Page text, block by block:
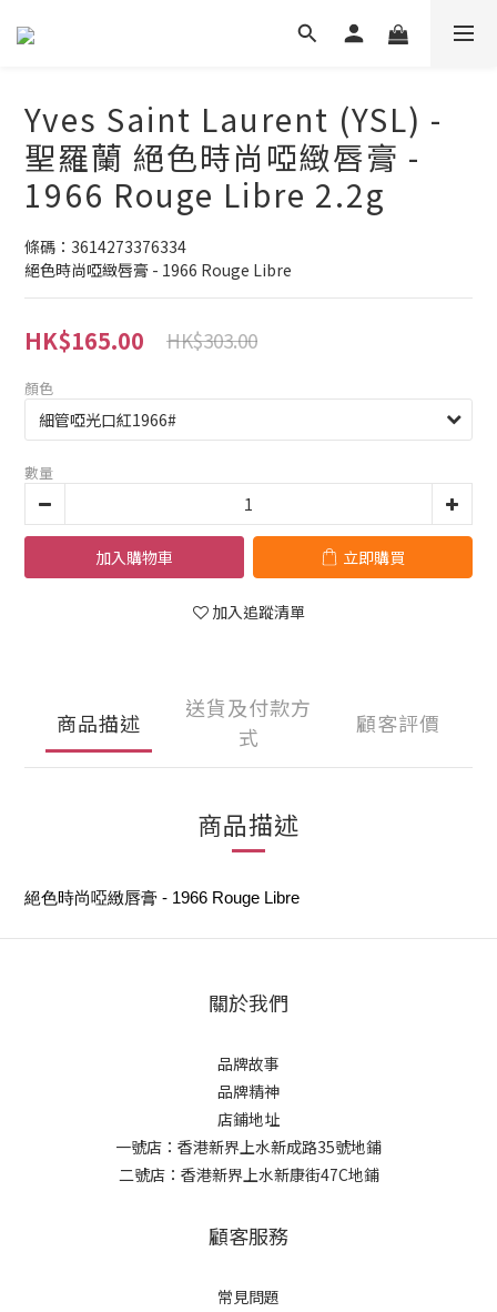
Yves Saint Laurent (YSL) -
聖羅蘭 絕色時尚啞緻唇膏 -
1966 Rouge Libre 2.2g
條碼：3614273376334
絕色時尚啞緻唇膏 - 1966 Rouge Libre
HK$165.00 HK$303.00
顏色
數量
加入購物車 立即購買
加入追蹤清單
商品描述
送貨及付款方
式
顧客評價
商品描述
絕色時尚啞緻唇膏 - 1966 Rouge Libre
關於我們
品牌故事
品牌精神
店鋪地址
一號店：香港新界上水新成路35號地鋪
二號店：香港新界上水新康街47C地鋪
顧客服務
常見問題